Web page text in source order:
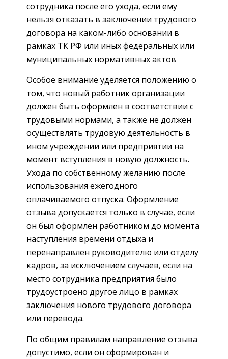
сотрудника после его ухода, если ему
нельзя отказать в заключении трудового
договора на каком-либо основании в
рамках ТК РФ или иных федеральных или
муниципальных нормативных актов
Особое внимание уделяется положению о
том, что новый работник организации
должен быть оформлен в соответствии с
трудовыми нормами, а также не должен
осуществлять трудовую деятельность в
ином учреждении или предприятии на
момент вступления в новую должность.
Ухода по собственному желанию после
использования ежегодного
оплачиваемого отпуска. Оформление
отзыва допускается только в случае, если
он был оформлен работником до момента
наступления времени отдыха и
перенаправлен руководителю или отделу
кадров, за исключением случаев, если на
место сотрудника предприятия было
трудоустроено другое лицо в рамках
заключения нового трудового договора
или перевода.
По общим правилам направление отзыва
допустимо, если он сформирован и